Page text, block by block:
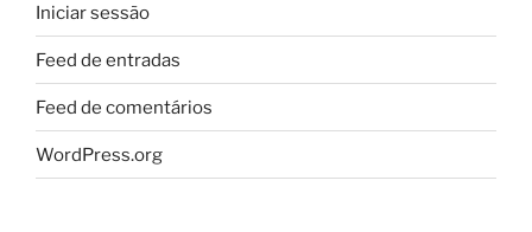
Iniciar sessão
Feed de entradas
Feed de comentários
WordPress.org